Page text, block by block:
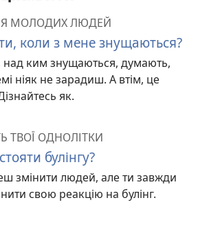
МОЛОДИХ ЛЮДЕЙ
коли з мене знущаються?
над ким знущаються, думають,
ніяк не зарадиш. А втім, це
як.
ТВОЇ ОДНОЛІТКИ
булінгу?
змінити людей, але ти завжди
свою реакцію на булінг.